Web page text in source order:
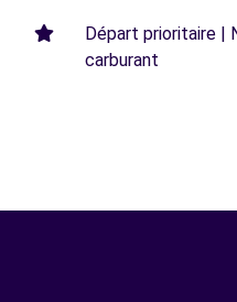
Départ prioritaire |
carburant